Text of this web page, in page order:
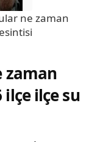
ne zaman
zaman
ilçe ilçe su